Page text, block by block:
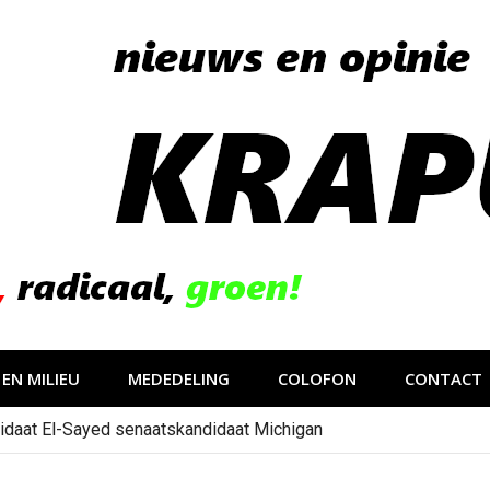
MILIEU MEDEDELING COLOFON CONTACT
El-Sayed senaatskandidaat Michigan